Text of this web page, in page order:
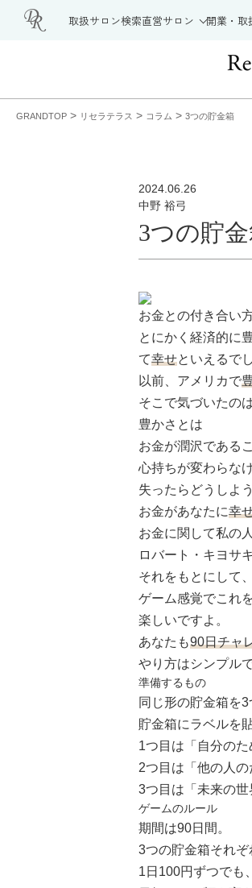
取扱サロン検索直営サロン 開業・取
GRANDTOP > リセラテラス > コラム > 3つの貯金箱
2024.06.26
中野 裕弓
3つの貯
お金との付き合い
とにかく経済的に
て幸せといえるで
以前、アメリカで
そこで気づいたの
豊かさとは
お金が潤沢である
心持ちが変わらな
失ったらどうしよ
お金があなたに幸
お金に関して私の
ロバート・キヨサ
それをもとにして
ゲーム感覚でこれ
楽しいですよ。
あなたも90日チャ
やり方はシンプルで
準備するもの
同じ形の貯金箱を
貯金箱にラベルを
1つ目は「自分のた
2つ目は「他の人の
3つ目は「未来の世
ゲームのルール
期間は90日間。
3つの貯金箱それぞ
1日100円ずつでも